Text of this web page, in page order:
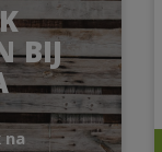
BIJ